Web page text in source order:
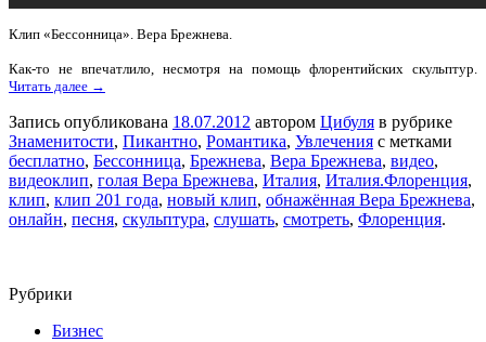
Клип «Бессонница». Вера Брежнева.
Как-то не впечатлило, несмотря на помощь флорентийских скульптур.
Читать далее →
Запись опубликована 18.07.2012 автором Цибуля в рубрике
Знаменитости, Пикантно, Романтика, Увлечения с метками
бесплатно, Бессонница, Брежнева, Вера Брежнева, видео,
видеоклип, голая Вера Брежнева, Италия, Италия.Флоренция,
клип, клип 201 года, новый клип, обнажённая Вера Брежнева,
онлайн, песня, скульптура, слушать, смотреть, Флоренция.
Рубрики
Бизнес